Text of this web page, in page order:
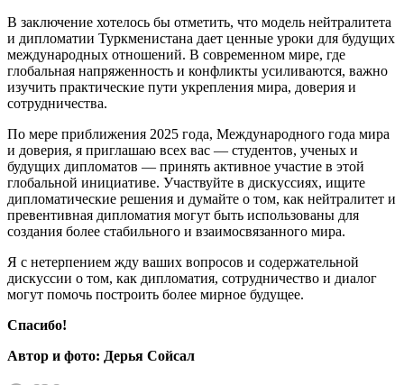
В заключение хотелось бы отметить, что модель нейтралитета
и дипломатии Туркменистана дает ценные уроки для будущих
международных отношений. В современном мире, где
глобальная напряженность и конфликты усиливаются, важно
изучить практические пути укрепления мира, доверия и
сотрудничества.
По мере приближения 2025 года, Международного года мира
и доверия, я приглашаю всех вас — студентов, ученых и
будущих дипломатов — принять активное участие в этой
глобальной инициативе. Участвуйте в дискуссиях, ищите
дипломатические решения и думайте о том, как нейтралитет и
превентивная дипломатия могут быть использованы для
создания более стабильного и взаимосвязанного мира.
Я с нетерпением жду ваших вопросов и содержательной
дискуссии о том, как дипломатия, сотрудничество и диалог
могут помочь построить более мирное будущее.
Спасибо!
Автор и фото: Дерья Сойсал